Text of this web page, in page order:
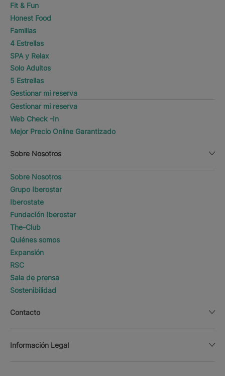
Fit & Fun
Honest Food
Familias
4 Estrellas
SPA y Relax
Solo Adultos
5 Estrellas
Gestionar mi reserva
Gestionar mi reserva
Web Check -In
Mejor Precio Online Garantizado
Sobre Nosotros
Sobre Nosotros
Grupo Iberostar
Iberostate
Fundación Iberostar
The-Club
Quiénes somos
Expansión
RSC
Sala de prensa
Sostenibilidad
Contacto
Información Legal